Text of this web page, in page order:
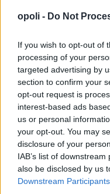
opoli - Do Not
If you wish to opt-out of
processing of your
targeted advertising by
section to confirm your
opt-out request is
interest-based ads
us or personal
your opt-out. You may
disclosure of your
IAB’s list of
also be disclosed by us
Downstream Participants